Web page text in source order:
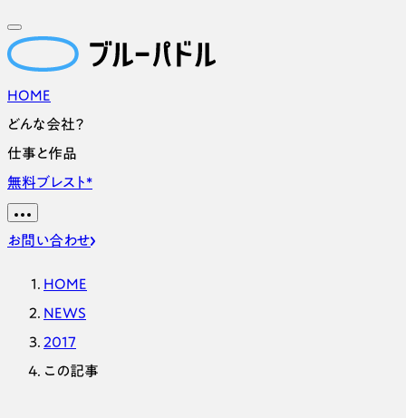
HOME
どんな会社？
仕事と作品
無料ブレスト*
お問い合わせ
HOME
NEWS
2017
この記事